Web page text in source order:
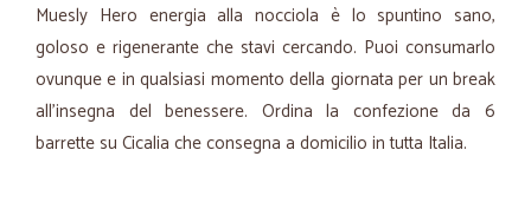
Muesly Hero energia alla nocciola è lo spuntino sano,
goloso e rigenerante che stavi cercando. Puoi consumarlo
ovunque e in qualsiasi momento della giornata per un break
all'insegna del benessere. Ordina la confezione da 6
barrette su Cicalia che consegna a domicilio in tutta Italia.